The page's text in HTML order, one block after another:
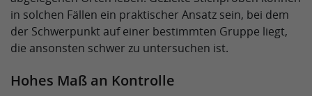
in solchen Fällen ein praktischer Ansatz sein, bei dem
der Schwerpunkt auf einer bestimmten Gruppe liegt,
die ansonsten schwer zu untersuchen ist.
Hohes Maß an Kontrolle